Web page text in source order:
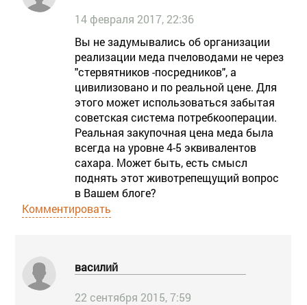
14 февраля 2017, 22:36
Вы не задумывались об организации
реализации меда пчеловодами не через
"стервятников -посредников", а
цивилизовано и по реальной цене. Для
этого может использоваться забытая
советская система потребкооперации.
Реальная закупочная цена меда была
всегда на уровне 4-5 эквивалентов
сахара. Может быть, есть смысл
поднять этот животрепещущий вопрос
в Вашем блоге?
Комментировать
василий
22 сентября 2015, 7:59